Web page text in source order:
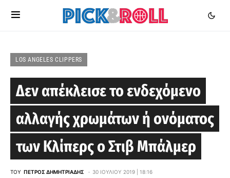
LOS ANGELES CLIPPERS
Δεν απέκλεισε το ενδεχόμενο
αλλαγής χρωμάτων ή ονόματος
των Κλίπερς ο Στιβ Μπάλμερ
ΤΟΥ ΠΈΤΡΟΣ ΔΗΜΗΤΡΙΆΔΗΣ 30 ΙΟΥΛΊΟΥ 2019 | 18:16